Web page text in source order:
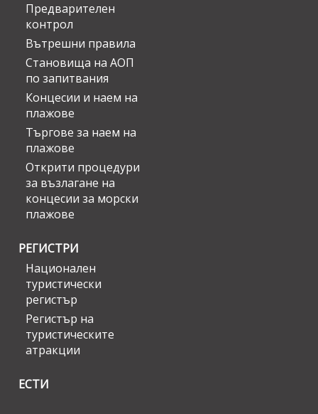
Предварителен
контрол
Вътрешни правила
Становища на АОП
по запитвания
Концесии и наем на
плажове
Търгове за наем на
плажове
Открити процедури
за възлагане на
концесии за морски
плажове
РЕГИСТРИ
Национален
туристически
регистър
Регистър на
туристическите
атракции
ЕСТИ